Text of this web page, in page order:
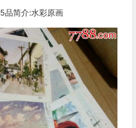
5品简介:水彩原画